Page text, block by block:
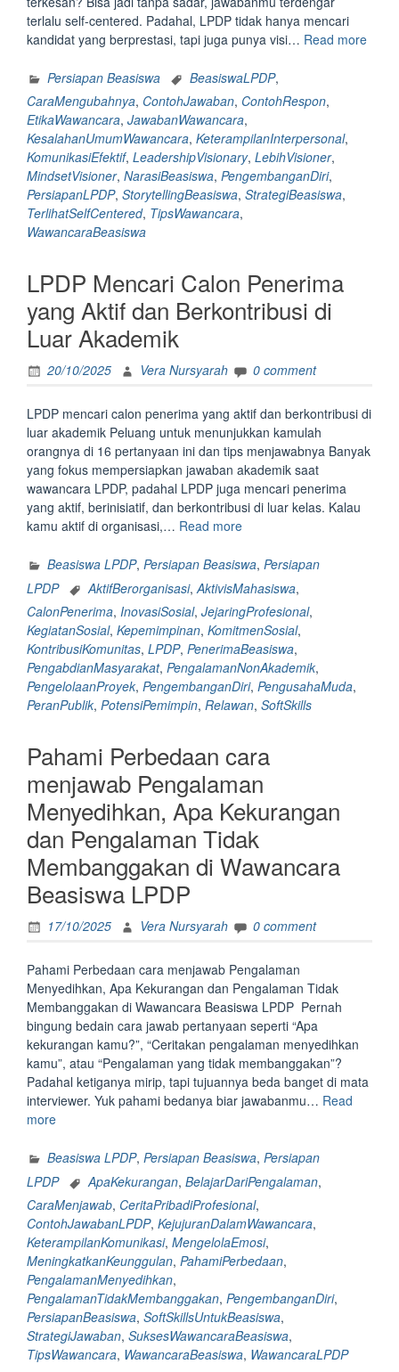
terlalu self-centered. Padahal, LPDP tidak hanya mencari
kandidat yang berprestasi, tapi juga punya visi… Read more
Persiapan Beasiswa BeasiswaLPDP,
CaraMengubahnya, ContohJawaban, ContohRespon,
EtikaWawancara, JawabanWawancara,
KesalahanUmumWawancara, KeterampilanInterpersonal,
KomunikasiEfektif, LeadershipVisionary, LebihVisioner,
MindsetVisioner, NarasiBeasiswa, PengembanganDiri,
PersiapanLPDP, StorytellingBeasiswa, StrategiBeasiswa,
TerlihatSelfCentered, TipsWawancara,
WawancaraBeasiswa
LPDP Mencari Calon Penerima
yang Aktif dan Berkontribusi di
Luar Akademik
20/10/2025 Vera Nursyarah 0 comment
LPDP mencari calon penerima yang aktif dan berkontribusi di
luar akademik Peluang untuk menunjukkan kamulah
orangnya di 16 pertanyaan ini dan tips menjawabnya Banyak
yang fokus mempersiapkan jawaban akademik saat
wawancara LPDP, padahal LPDP juga mencari penerima
yang aktif, berinisiatif, dan berkontribusi di luar kelas. Kalau
kamu aktif di organisasi,… Read more“LPDP
Calon
Penerima
Aktif
dan
Berkontribusi
di
Luar
Akademik”
Beasiswa LPDP, Persiapan Beasiswa, Persiapan
LPDP
AktifBerorganisasi,AktivisMahasiswa,
CalonPenerima, InovasiSosial, JejaringProfesional,
KegiatanSosial, Kepemimpinan, KomitmenSosial,
KontribusiKomunitas, LPDP, PenerimaBeasiswa,
PengabdianMasyarakat, PengalamanNonAkademik,
PengelolaanProyek, PengembanganDiri, PengusahaMuda,
PeranPublik, PotensiPemimpin, Relawan, SoftSkills
Pahami Perbedaan cara
menjawab Pengalaman
Menyedihkan, Apa Kekurangan
dan Pengalaman Tidak
Membanggakan di Wawancara
Beasiswa LPDP
17/10/2025 Vera Nursyarah 0 comment
Pahami Perbedaan cara menjawab Pengalaman
Menyedihkan, Apa Kekurangan dan Pengalaman Tidak
Membanggakan di Wawancara Beasiswa LPDP Pernah
bingung bedain cara jawab pertanyaan seperti “Apa
kekurangan kamu?”, “Ceritakan pengalaman menyedihkan
kamu”, atau “Pengalaman yang tidak membanggakan”?
Padahal ketiganya mirip, tapi tujuannya beda banget di mata
interviewer. Yuk pahami bedanya biar jawabanmu… Read
more“Pahami
cara
menjawab
Pengalaman
Menyedihkan,
Apa
Kekurangan
dan
Pengalaman
Tidak
Membanggakan
di
Wawancara
Beasiswa LPDP, Persiapan Beasiswa, Persiapan
LPDP
ApaKekurangan, BelajarDariPengalaman,
CaraMenjawab, CeritaPribadiProfesional,
ContohJawabanLPDP, KejujuranDalamWawancara,
KeterampilanKomunikasi, MengelolaEmosi,
MeningkatkanKeunggulan, PahamiPerbedaan,
PengalamanMenyedihkan,
PengalamanTidakMembanggakan, PengembanganDiri,
PersiapanBeasiswa, SoftSkillsUntukBeasiswa,
StrategiJawaban, SuksesWawancaraBeasiswa,
TipsWawancara, WawancaraBeasiswa, WawancaraLPDP